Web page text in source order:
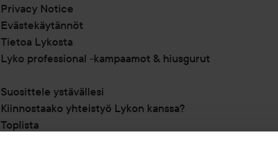
Privacy Notice
Evästekäytännöt
Tietoa Lykosta
Lyko professional -kampaamot & hiusgurut
Suosittele ystävällesi
Kiinnostaako yhteistyö Lykon kanssa?
Toplista